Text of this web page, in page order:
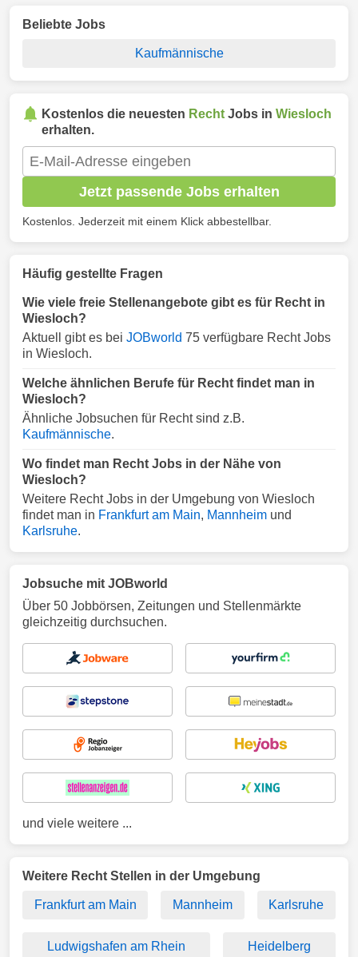
Beliebte Jobs
Kaufmännische
Kostenlos die neuesten Recht Jobs in Wiesloch
erhalten.
Jetzt passende Jobs erhalten
Kostenlos. Jederzeit mit einem Klick abbestellbar.
Häufig gestellte Fragen
Wie viele freie Stellenangebote gibt es für Recht in
Wiesloch?
Aktuell gibt es bei JOBworld 75 verfügbare Recht Jobs
in Wiesloch.
Welche ähnlichen Berufe für Recht findet man in
Wiesloch?
Ähnliche Jobsuchen für Recht sind z.B.
Kaufmännische.
Wo findet man Recht Jobs in der Nähe von
Wiesloch?
Weitere Recht Jobs in der Umgebung von Wiesloch
findet man in Frankfurt am Main, Mannheim und
Karlsruhe.
Jobsuche mit JOBworld
Über 50 Jobbörsen, Zeitungen und Stellenmärkte
gleichzeitig durchsuchen.
und viele weitere ...
Weitere Recht Stellen in der Umgebung
Frankfurt am Main Mannheim Karlsruhe
Ludwigshafen am Rhein Heidelberg